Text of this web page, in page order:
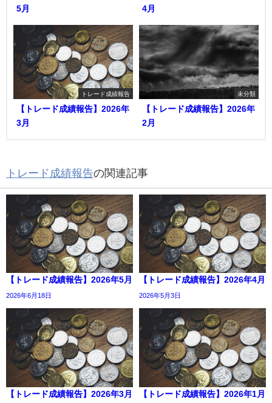
5月
4月
トレード成績報告
【トレード成績報告】2026年
3月
未分類
【トレード成績報告】2026年
2月
トレード成績報告の関連記事
【トレード成績報告】2026年5月
2026年6月18日
【トレード成績報告】2026年4月
2026年5月3日
【トレード成績報告】2026年3月 【トレード成績報告】2026年1月